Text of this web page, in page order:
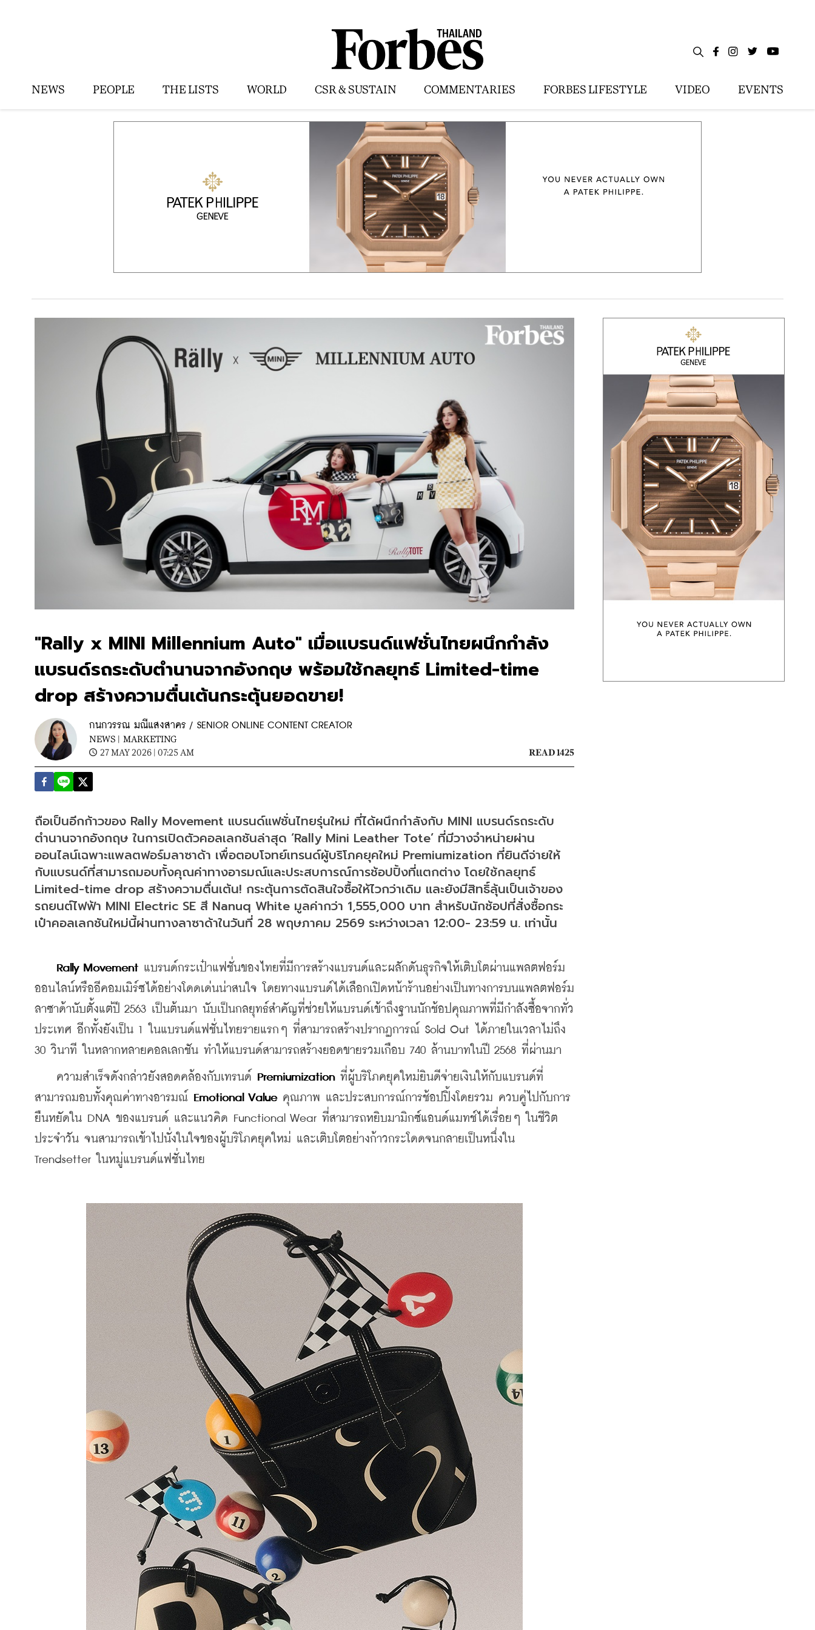
NEWS PEOPLE THE LISTS WORLD CSR & SUSTAIN COMMENTARIES FORBES LIFESTYLE VIDEO EVENTS
"Rally x MINI Millennium Auto" เมื่อแบรนด์แฟชั่นไทยผนึกกำลัง
แบรนด์รถระดับตำนานจากอังกฤษ พร้อมใช้กลยุทธ์ Limited-time
drop สร้างความตื่นเต้นกระตุ้นยอดขาย!
กนกวรรณ มณีแสงสาคร / SENIOR ONLINE CONTENT CREATOR
NEWS | MARKETING
27 MAY 2026 | 07:25 AM
READ 1425
ถือเป็นอีกก้าวของ Rally Movement แบรนด์แฟชั่นไทยรุ่นใหม่ ที่ได้ผนึกกำลังกับ MINI แบรนด์รถระดับ
ตำนานจากอังกฤษ ในการเปิดตัวคอลเลกชันล่าสุด ‘Rally Mini Leather Tote’ ที่มีวางจำหน่ายผ่าน
ออนไลน์เฉพาะแพลตฟอร์มลาซาด้า เพื่อตอบโจทย์เทรนด์ผู้บริโภคยุคใหม่ Premiumization ที่ยินดีจ่ายให้
กับแบรนด์ที่สามารถมอบทั้งคุณค่าทางอารมณ์และประสบการณ์การช้อปปิ้งที่แตกต่าง โดยใช้กลยุทธ์
Limited-time drop สร้างความตื่นเต้น! กระตุ้นการตัดสินใจซื้อให้ไวกว่าเดิม และยังมีสิทธิ์ลุ้นเป็นเจ้าของ
รถยนต์ไฟฟ้า MINI Electric SE สี Nanuq White มูลค่ากว่า 1,555,000 บาท สำหรับนักช้อปที่สั่งซื้อกระ
เป๋าคอลเลกชันใหม่นี้ผ่านทางลาซาด้าในวันที่ 28 พฤษภาคม 2569 ระหว่างเวลา 12:00- 23:59 น. เท่านั้น
Rally Movement แบรนด์กระเป๋าแฟชั่นของไทยที่มีการสร้างแบรนด์และผลักดันธุรกิจให้เติบโตผ่านแพลตฟอร์ม
ออนไลน์หรืออีคอมเมิร์ซได้อย่างโดดเด่นน่าสนใจ โดยทางแบรนด์ได้เลือกเปิดหน้าร้านอย่างเป็นทางการบนแพลตฟอร์ม
ลาซาด้านับตั้งแต่ปี 2563 เป็นต้นมา นับเป็นกลยุทธ์สำคัญที่ช่วยให้แบรนด์เข้าถึงฐานนักช้อปคุณภาพที่มีกำลังซื้อจากทั่ว
ประเทศ อีกทั้งยังเป็น 1 ในแบรนด์แฟชั่นไทยรายแรกๆ ที่สามารถสร้างปรากฏการณ์ Sold Out ได้ภายในเวลาไม่ถึง
30 วินาที ในหลากหลายคอลเลกชัน ทำให้แบรนด์สามารถสร้างยอดขายรวมเกือบ 740 ล้านบาทในปี 2568 ที่ผ่านมา
ความสำเร็จดังกล่าวยังสอดคล้องกับเทรนด์ Premiumization ที่ผู้บริโภคยุคใหม่ยินดีจ่ายเงินให้กับแบรนด์ที่
สามารถมอบทั้งคุณค่าทางอารมณ์ Emotional Value คุณภาพ และประสบการณ์การช้อปปิ้งโดยรวม ควบคู่ไปกับการ
ยืนหยัดใน DNA ของแบรนด์ และแนวคิด Functional Wear ที่สามารถหยิบมามิกซ์แอนด์แมทช์ได้เรื่อยๆ ในชีวิต
ประจำวัน จนสามารถเข้าไปนั่งในใจของผู้บริโภคยุคใหม่ และเติบโตอย่างก้าวกระโดดจนกลายเป็นหนึ่งใน
Trendsetter ในหมู่แบรนด์แฟชั่นไทย